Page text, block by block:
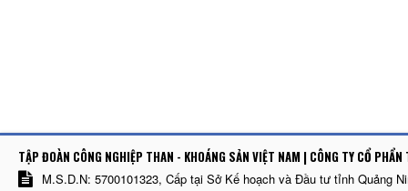
TẬP ĐOÀN CÔNG NGHIỆP THAN - KHOÁNG SẢN VIỆT NAM | CÔNG TY CỔ
M.S.D.N: 5700101323, Cấp tại Sở Kế hoạch và Đầu tư tỉnh Quảng